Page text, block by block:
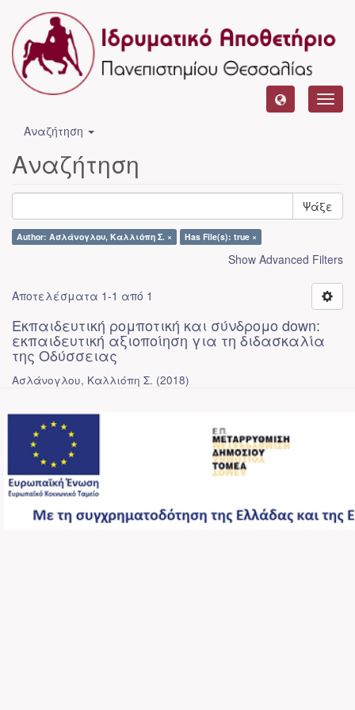
Αναζήτηση
Αναζήτηση
Ψάξε
Author: Ασλάνογλου, Καλλιόπη Σ. × Has File(s): true ×
Show Advanced Filters
Αποτελέσματα 1-1 από 1
Εκπαιδευτική ρομποτική και σύνδρομο down:
εκπαιδευτική αξιοποίηση για τη διδασκαλία
της Οδύσσειας
Ασλάνογλου, Καλλιόπη Σ. (2018)